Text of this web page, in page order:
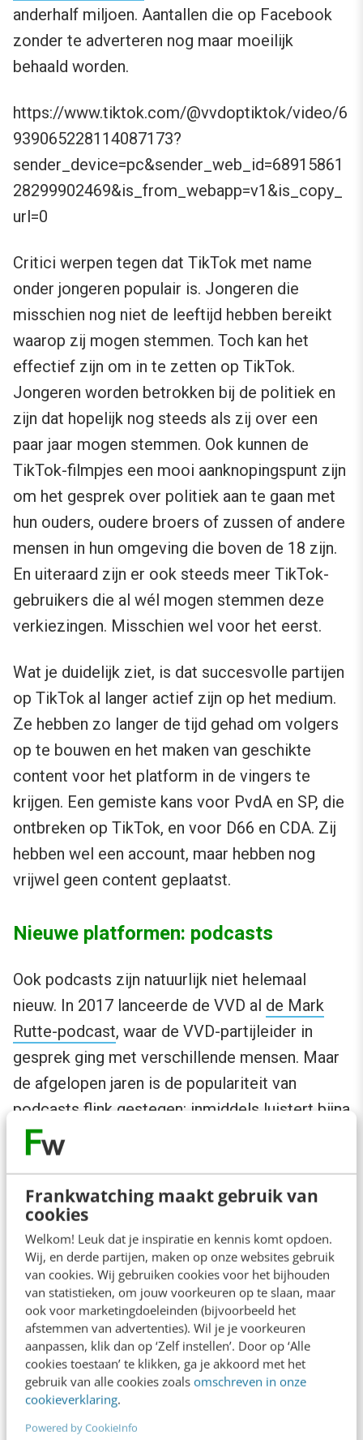
Frankwatching maakt gebruik van
cookies
Welkom! Leuk dat je inspiratie en kennis komt opdoen.
Wij, en derde partijen, maken op onze websites gebruik
van cookies. Wij gebruiken cookies voor het bijhouden
van statistieken, om jouw voorkeuren op te slaan, maar
ook voor marketingdoeleinden (bijvoorbeeld het
afstemmen van advertenties). Wil je je voorkeuren
aanpassen, klik dan op ‘Zelf instellen’. Door op ‘Alle
cookies toestaan’ te klikken, ga je akkoord met het
gebruik van alle cookies zoals omschreven in onze
cookieverklaring.
Powered by CookieInfo
anderhalf miljoen. Aantallen die op Facebook
zonder te adverteren nog maar moeilijk
behaald worden.
https://www.tiktok.com/@vvdoptiktok/video/6
939065228114087173?
sender_device=pc&sender_web_id=68915861
28299902469&is_from_webapp=v1&is_copy_
url=0
Critici werpen tegen dat TikTok met name
onder jongeren populair is. Jongeren die
misschien nog niet de leeftijd hebben bereikt
waarop zij mogen stemmen. Toch kan het
effectief zijn om in te zetten op TikTok.
Jongeren worden betrokken bij de politiek en
zijn dat hopelijk nog steeds als zij over een
paar jaar mogen stemmen. Ook kunnen de
TikTok-filmpjes een mooi aanknopingspunt zijn
om het gesprek over politiek aan te gaan met
hun ouders, oudere broers of zussen of andere
mensen in hun omgeving die boven de 18 zijn.
En uiteraard zijn er ook steeds meer TikTok-
gebruikers die al wél mogen stemmen deze
verkiezingen. Misschien wel voor het eerst.
Wat je duidelijk ziet, is dat succesvolle partijen
op TikTok al langer actief zijn op het medium.
Ze hebben zo langer de tijd gehad om volgers
op te bouwen en het maken van geschikte
content voor het platform in de vingers te
krijgen. Een gemiste kans voor PvdA en SP, die
ontbreken op TikTok, en voor D66 en CDA. Zij
hebben wel een account, maar hebben nog
vrijwel geen content geplaatst.
Nieuwe platformen: podcasts
Ook podcasts zijn natuurlijk niet helemaal
nieuw. In 2017 lanceerde de VVD al de Mark
Rutte-podcast, waar de VVD-partijleider in
gesprek ging met verschillende mensen. Maar
de afgelopen jaren is de populariteit van
podcasts flink gestegen: inmiddels luistert bijna
de helft van de Nederlanders wel eens naar een
podcast. Veel partijen zien dit in en maken
deze verkiezingen gebruik van hun eigen
podcast: ‘Wereld te Winnen
’ van de PvdA,
Jesse&’ van GroenLinks en ‘ De V van VVD’ van
de VVD. Handig aan een eigen podcast is dat je
als partij zelf de regie houdt over de inhoud.
Hoe vaak de podcasts worden beluisterd, is
helaas niet goed in te zien.
‘De Zweeflijn’